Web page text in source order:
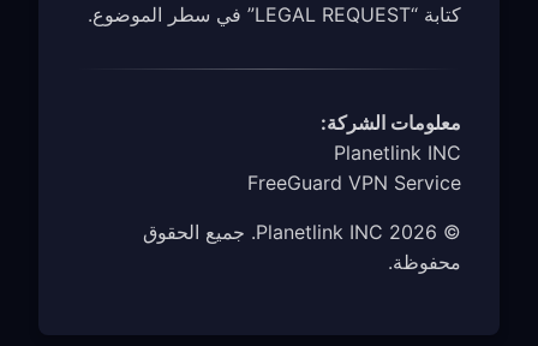
كتابة “LEGAL REQUEST” في سطر الموضوع.
معلومات الشركة:
Planetlink INC
FreeGuard VPN Service
© 2026 Planetlink INC. جميع الحقوق
محفوظة.